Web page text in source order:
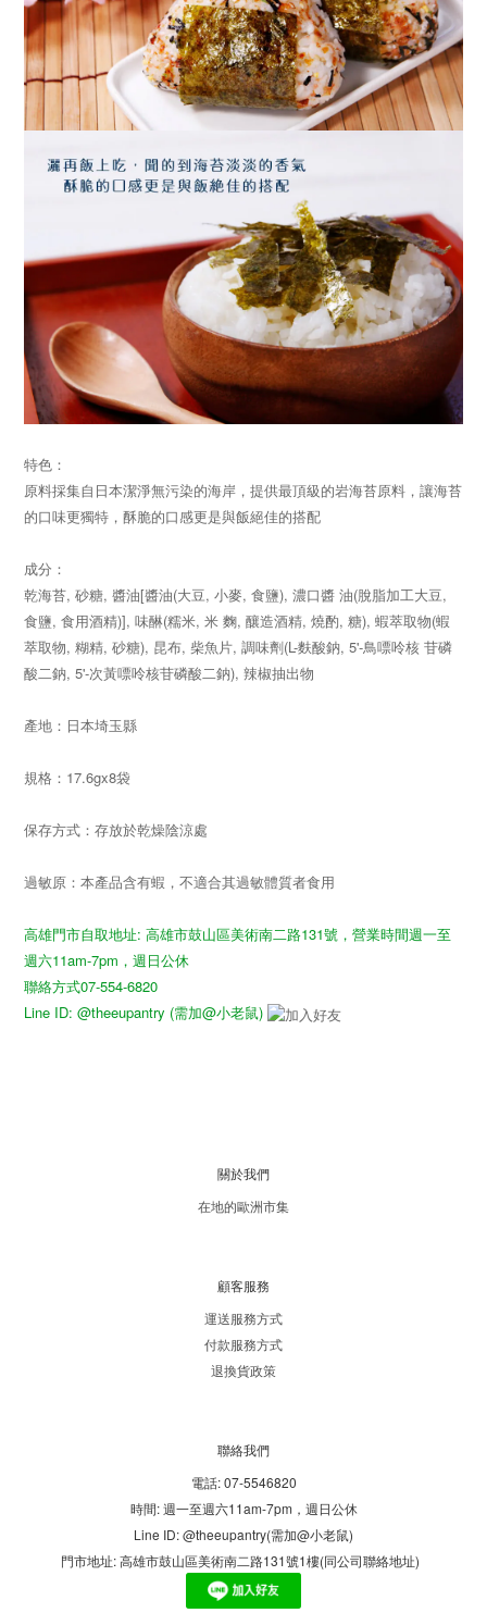
特色：
原料採集自日本潔淨無污染的海岸，提供最頂級的岩海苔原料，讓海苔
的口味更獨特，酥脆的口感更是與飯絕佳的搭配
成分：
乾海苔, 砂糖, 醬油[醬油(大豆, 小麥, 食鹽), 濃口醬 油(脫脂加工大豆,
食鹽, 食用酒精)], 味醂(糯米, 米 麴, 釀造酒精, 燒酌, 糖), 蝦萃取物(蝦
萃取物, 糊精, 砂糖), 昆布, 柴魚片, 調味劑(L-麩酸鈉, 5'-鳥嘌呤核 苷磷
酸二鈉, 5'-次黃嘌呤核苷磷酸二鈉), 辣椒抽出物
產地：日本埼玉縣
規格：17.6gx8袋
保存方式：存放於乾燥陰涼處
過敏原：本產品含有蝦，不適合其過敏體質者食用
高雄門市自取地址: 高雄市鼓山區美術南二路131號，營業時間週一至
週六11am-7pm，週日公休
聯絡方式07-554-6820
Line ID: @theeupantry (需加@小老鼠)
關於我們
在地的歐洲市集
顧客服務
運送服務方式
付款服務方式
退換貨政策
聯絡我們
電話: 07-5546820
時間: 週一至週六11am-7pm，週日公休
Line ID: @theeupantry(需加@小老鼠)
門市地址: 高雄市鼓山區美術南二路131號1樓(同公司聯絡地址)